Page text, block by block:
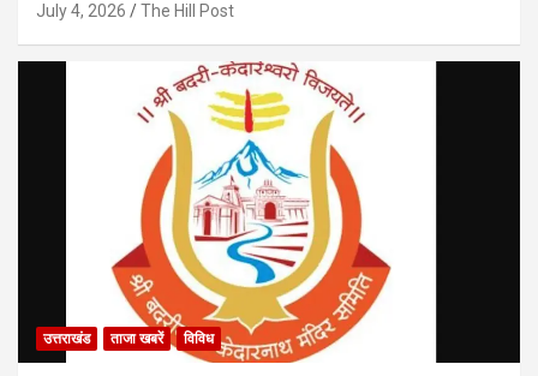
July 4, 2026 The Hill Post
उत्तराखंड ताजा खबरें विविध